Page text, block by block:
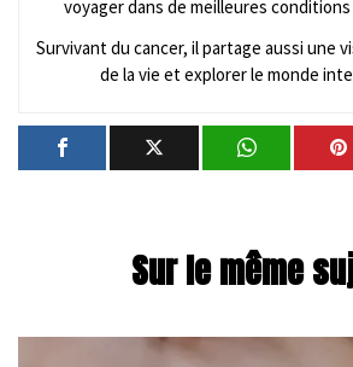
voyager dans de meilleures
Survivant du cancer, il partage aussi une
de la vie et explorer le monde
Sur le même